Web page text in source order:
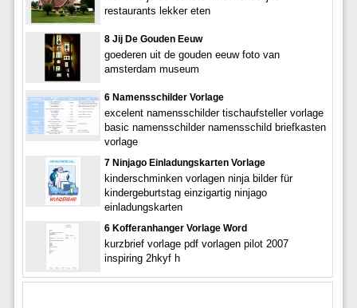
restaurants lekker eten
8 Jij De Gouden Eeuw
goederen uit de gouden eeuw foto van
amsterdam museum
6 Namensschilder Vorlage
excelent namensschilder tischaufsteller vorlage
basic namensschilder namensschild briefkasten
vorlage
7 Ninjago Einladungskarten Vorlage
kinderschminken vorlagen ninja bilder für
kindergeburtstag einzigartig ninjago
einladungskarten
6 Kofferanhanger Vorlage Word
kurzbrief vorlage pdf vorlagen pilot 2007
inspiring 2hkyf h